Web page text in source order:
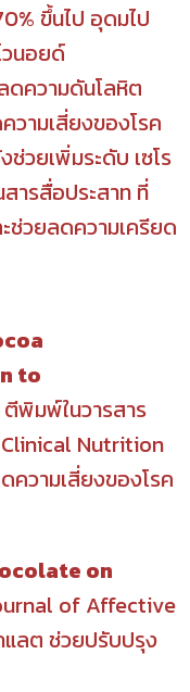
ขึ้นไป อุดมไป
นอยด์
ดความดันโลหิต
วามเสี่ยงของโรค
วยเพิ่มระดับ เซโร
ารสื่อประสาท ที่
วยลดความเครียด
to
ตีพิมพ์ในวารสาร
Nutrition
วามเสี่ยงของโรค
on
of Affective
ลต ช่วยปรับปรุง